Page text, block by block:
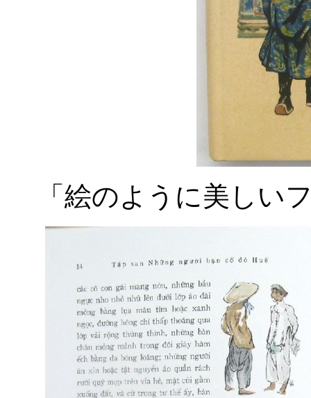
「絵のように美しい